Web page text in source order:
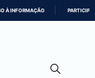
À INFORMAÇÃO PARTICIPE